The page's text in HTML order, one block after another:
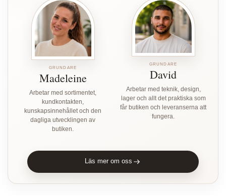
GRUNDARE
Madeleine
Arbetar med sortimentet,
kundkontakten,
kunskapsinnehållet och den
dagliga utvecklingen av
butiken.
GRUNDARE
David
Arbetar med teknik, design,
lager och allt det praktiska som
får butiken och leveranserna att
fungera.
Läs mer om oss